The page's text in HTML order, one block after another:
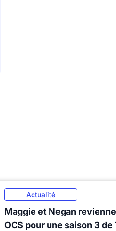
Actualité
Maggie et Negan
OCS pour une saison 3